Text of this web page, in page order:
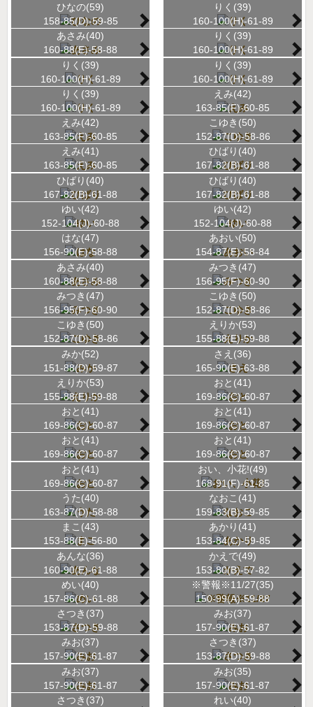
ひなの(59)
158-85(D)-59-85
りく(39)
160-100(H)-61-89
あさみ(40)
160-88(E)-58-88
りく(39)
160-100(H)-61-89
りく(39)
160-100(H)-61-89
りく(39)
160-100(H)-61-89
りく(39)
160-100(H)-61-89
えみ(42)
163-85(F)-60-85
えみ(42)
163-85(F)-60-85
こゆき(50)
152-87(D)-58-86
えみ(41)
163-85(F)-60-85
ひばり(40)
167-82(B)-61-88
ひばり(40)
167-82(B)-61-88
ひばり(40)
167-82(B)-61-88
ゆい(42)
152-104(J)-60-88
ゆい(42)
152-104(J)-60-88
はな(47)
156-90(E)-58-88
あおい(50)
154-87(E)-58-84
あさみ(40)
160-88(E)-58-88
みつき(47)
156-95(F)-60-90
みつき(47)
156-95(F)-60-90
こゆき(50)
152-87(D)-58-86
こゆき(50)
152-87(D)-58-86
えりか(53)
155-88(E)-59-88
みか(52)
151-88(D)-59-87
さえ(36)
165-90(E)-63-88
えりか(53)
155-88(E)-59-88
おと(41)
169-86(C)-60-87
おと(41)
169-86(C)-60-87
おと(41)
169-86(C)-60-87
おと(41)
169-86(C)-60-87
おと(41)
169-86(C)-60-87
おと(41)
169-86(C)-60-87
おい、小花!(49)
168-91(F)-61-85
うた(40)
163-87(D)-58-88
なおこ(41)
159-83(B)-59-85
まこ(43)
153-88(E)-56-80
あかり(41)
153-84(C)-59-85
あんな(36)
160-90(E)-61-88
かえで(49)
153-80(B)-57-82
めい(40)
157-86(C)-61-88
※警報※11/27(35)
150-99(A)-59-88
さつき(37)
153-87(D)-59-88
みお(37)
157-90(E)-61-87
みお(37)
157-90(E)-61-87
さつき(37)
153-87(D)-59-88
みお(37)
157-90(E)-61-87
みお(35)
157-90(E)-61-87
さつき(37)
れい(40)